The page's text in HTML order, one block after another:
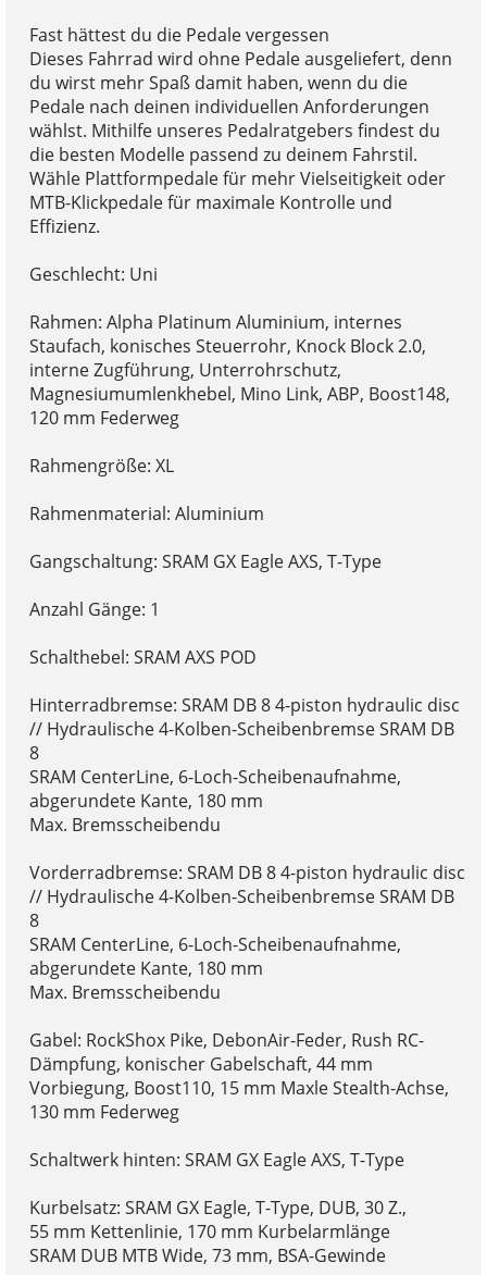
Fast hättest du die Pedale vergessen
Dieses Fahrrad wird ohne Pedale ausgeliefert, denn
du wirst mehr Spaß damit haben, wenn du die
Pedale nach deinen individuellen Anforderungen
wählst. Mithilfe unseres Pedalratgebers findest du
die besten Modelle passend zu deinem Fahrstil.
Wähle Plattformpedale für mehr Vielseitigkeit oder
MTB-Klickpedale für maximale Kontrolle und
Effizienz.
Geschlecht: Uni
Rahmen: Alpha Platinum Aluminium, internes
Staufach, konisches Steuerrohr, Knock Block 2.0,
interne Zugführung, Unterrohrschutz,
Magnesiumumlenkhebel, Mino Link, ABP, Boost148,
120 mm Federweg
Rahmengröße: XL
Rahmenmaterial: Aluminium
Gangschaltung: SRAM GX Eagle AXS, T-Type
Anzahl Gänge: 1
Schalthebel: SRAM AXS POD
Hinterradbremse: SRAM DB 8 4-piston hydraulic disc
// Hydraulische 4-Kolben-Scheibenbremse SRAM DB
8
SRAM CenterLine, 6-Loch-Scheibenaufnahme,
abgerundete Kante, 180 mm
Max. Bremsscheibendu
Vorderradbremse: SRAM DB 8 4-piston hydraulic disc
// Hydraulische 4-Kolben-Scheibenbremse SRAM DB
8
SRAM CenterLine, 6-Loch-Scheibenaufnahme,
abgerundete Kante, 180 mm
Max. Bremsscheibendu
Gabel: RockShox Pike, DebonAir-Feder, Rush RC-
Dämpfung, konischer Gabelschaft, 44 mm
Vorbiegung, Boost110, 15 mm Maxle Stealth-Achse,
130 mm Federweg
Schaltwerk hinten: SRAM GX Eagle AXS, T-Type
Kurbelsatz: SRAM GX Eagle, T-Type, DUB, 30 Z.,
55 mm Kettenlinie, 170 mm Kurbelarmlänge
SRAM DUB MTB Wide, 73 mm, BSA-Gewinde